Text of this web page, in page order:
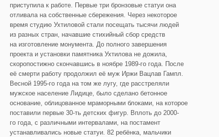
приступила к работе. Первые три бронзовые статуи она
отливала на собственные сбережения. Через некоторое
время студию Ухтиловой стали посещать тысячи людей
из разных стран, начавшие стихийный сбор средств
на изготовление монумента. До полного завершения
проекта и установки памятника Ухтилова не дожила,
скоропостижно скончавшись в ноябре 1989-го года. После
её смерти работу продолжил её муж Иржи Вацлав Гампл.
Весной 1995-го года на том же лугу, где расстреляли
мужское население Лидице, было сделано бетонное
основание, облицованное мраморными блоками, на которое
поставили первые 30-ть детских фигур. Вплоть до 2000-
го года, с различными интервалами, на постамент
устанавливались новые статуи. 82 ребёнка, мальчики